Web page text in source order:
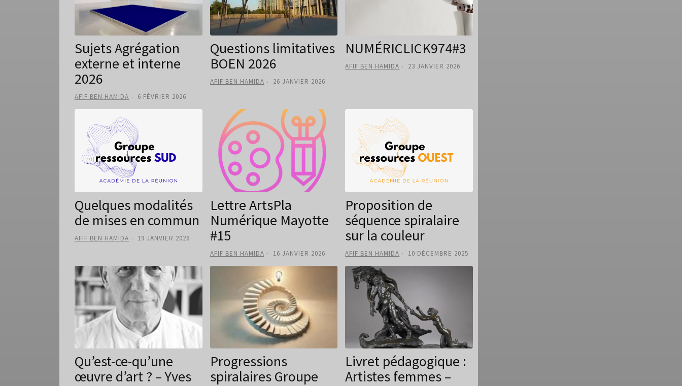
Sujets Agrégation
externe et interne
2026
AFIF BEN HAMIDA 6 FÉVRIER 2026
Questions limitatives
BOEN 2026
AFIF BEN HAMIDA 26 JANVIER 2026
NUMÉRICLICK974#3
AFIF BEN HAMIDA 23 JANVIER 2026
Quelques modalités
de mises en commun
AFIF BEN HAMIDA 19 JANVIER 2026
Lettre ArtsPla
Numérique Mayotte
#15
AFIF BEN HAMIDA 16 JANVIER 2026
Proposition de
séquence spiralaire
sur la couleur
AFIF BEN HAMIDA 10 DÉCEMBRE 2025
Qu’est-ce-qu’une
œuvre d’art ? – Yves
Progressions
spiralaires Groupe
Livret pédagogique :
Artistes femmes –